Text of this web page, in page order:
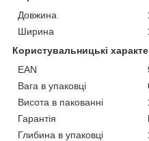
Довжина
Ширина
Користувальницькі
EAN
Вага в упаковці
Висота в пакованні
Гарантія
Глибина в упаковці